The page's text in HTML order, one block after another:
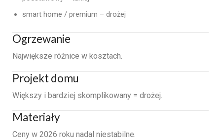
smart home / premium – drożej
Ogrzewanie
Największe różnice w kosztach.
Projekt domu
Większy i bardziej skomplikowany = drożej.
Materiały
Ceny w 2026 roku nadal niestabilne.